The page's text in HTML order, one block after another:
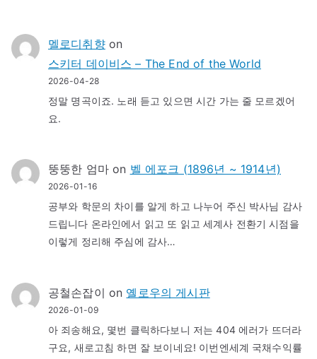
멜로디취향on
스키터 데이비스 – The End of the World
2026-04-28
정말 명곡이죠. 노래 듣고 있으면 시간 가는 줄 모르겠어
요.
뚱뚱한 엄마on 벨 에포크 (1896년 ~ 1914년)
2026-01-16
공부와 학문의 차이를 알게 하고 나누어 주신 박사님 감사
드립니다 온라인에서 읽고 또 읽고 세계사 전환기 시점을
이렇게 정리해 주심에 감사…
공철손잡이 on 옐로우의 게시판
2026-01-09
아 죄송해요, 몇번 클릭하다보니 저는 404 에러가 뜨더라
구요, 새로고침 하면 잘 보이네요! 이번엔세계 국채수익률